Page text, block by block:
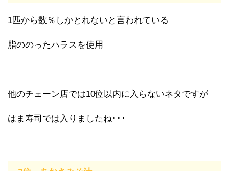
1匹から数％しかとれないと言われている
脂ののったハラスを使用
他のチェーン店では10位以内に入らないネタですが
はま寿司では入りましたね･･･